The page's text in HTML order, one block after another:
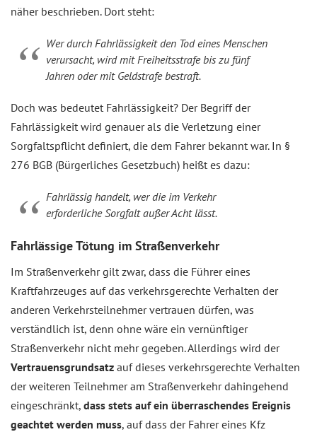
näher beschrieben. Dort steht:
Wer durch Fahrlässigkeit den Tod eines Menschen
verursacht, wird mit Freiheitsstrafe bis zu fünf
Jahren oder mit Geldstrafe bestraft.
Doch was bedeutet Fahrlässigkeit? Der Begriff der
Fahrlässigkeit wird genauer als die Verletzung einer
Sorgfaltspflicht definiert, die dem Fahrer bekannt war. In §
276 BGB (Bürgerliches Gesetzbuch) heißt es dazu:
Fahrlässig handelt, wer die im Verkehr
erforderliche Sorgfalt außer Acht lässt.
Fahrlässige Tötung im Straßenverkehr
Im Straßenverkehr gilt zwar, dass die Führer eines
Kraftfahrzeuges auf das verkehrsgerechte Verhalten der
anderen Verkehrsteilnehmer vertrauen dürfen, was
verständlich ist, denn ohne wäre ein vernünftiger
Straßenverkehr nicht mehr gegeben. Allerdings wird der
Vertrauensgrundsatz auf dieses verkehrsgerechte Verhalten
der weiteren Teilnehmer am Straßenverkehr dahingehend
eingeschränkt, dass stets auf ein überraschendes Ereignis
geachtet werden muss, auf dass der Fahrer eines Kfz